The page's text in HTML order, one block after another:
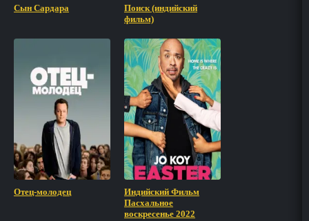
Сын Сардара
Поиск (индийский
фильм)
Отец-молодец
Индийский Фильм
Пасхальное
воскресенье 2022